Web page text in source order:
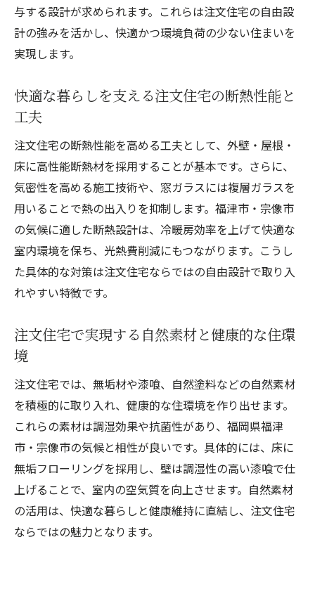
与する設計が求められます。これらは注文住宅の自由設
計の強みを活かし、快適かつ環境負荷の少ない住まいを
実現します。
快適な暮らしを支える注文住宅の断熱性能と
工夫
注文住宅の断熱性能を高める工夫として、外壁・屋根・
床に高性能断熱材を採用することが基本です。さらに、
気密性を高める施工技術や、窓ガラスには複層ガラスを
用いることで熱の出入りを抑制します。福津市・宗像市
の気候に適した断熱設計は、冷暖房効率を上げて快適な
室内環境を保ち、光熱費削減にもつながります。こうし
た具体的な対策は注文住宅ならではの自由設計で取り入
れやすい特徴です。
注文住宅で実現する自然素材と健康的な住環
境
注文住宅では、無垢材や漆喰、自然塗料などの自然素材
を積極的に取り入れ、健康的な住環境を作り出せます。
これらの素材は調湿効果や抗菌性があり、福岡県福津
市・宗像市の気候と相性が良いです。具体的には、床に
無垢フローリングを採用し、壁は調湿性の高い漆喰で仕
上げることで、室内の空気質を向上させます。自然素材
の活用は、快適な暮らしと健康維持に直結し、注文住宅
ならではの魅力となります。